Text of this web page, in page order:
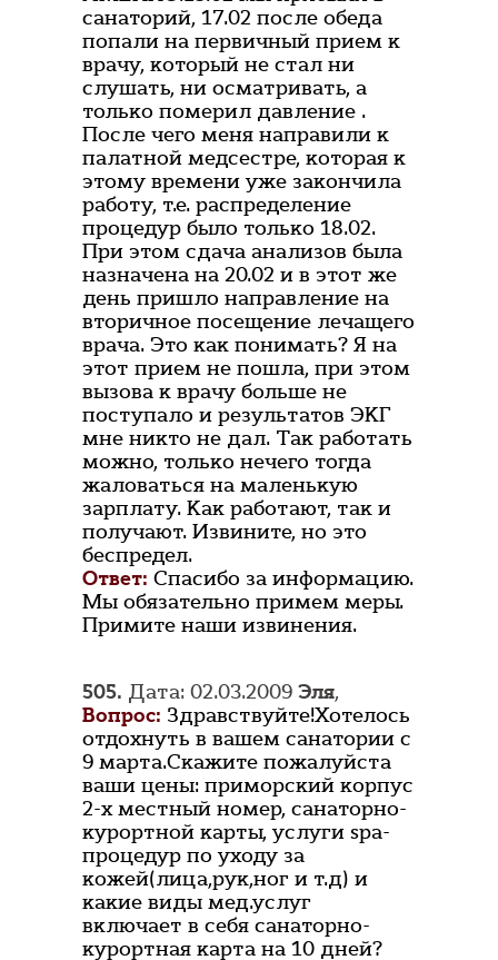
санаторий, 17.02 после обеда
попали на первичный прием к
врачу, который не стал ни
слушать, ни осматривать, а
только померил давление .
После чего меня направили к
палатной медсестре, которая к
этому времени уже закончила
работу, т.е. распределение
процедур было только 18.02.
При этом сдача анализов была
назначена на 20.02 и в этот же
день пришло направление на
вторичное посещение лечащего
врача. Это как понимать? Я на
этот прием не пошла, при этом
вызова к врачу больше не
поступало и результатов ЭКГ
мне никто не дал. Так работать
можно, только нечего тогда
жаловаться на маленькую
зарплату. Как работают, так и
получают. Извините, но это
беспредел.
Ответ: Спасибо за информацию.
Мы обязательно примем меры.
Примите наши извинения.
505. Дата: 02.03.2009 Эля,
Вопрос: Здравствуйте!Хотелось
отдохнуть в вашем санатории с
9 марта.Скажите пожалуйста
ваши цены: приморский корпус
2-х местный номер, санаторно-
курортной карты, услуги spa-
процедур по уходу за
кожей(лица,рук,ног и т.д) и
какие виды мед.услуг
включает в себя санаторно-
курортная карта на 10 дней?